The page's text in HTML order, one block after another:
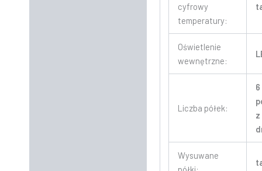
cyfrowy
temperatury:
Oświetlenie
wewnętrzne:
Liczba półek:
6
Wysuwane